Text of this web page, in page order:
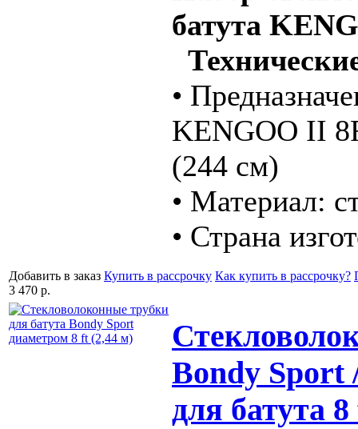
батута
•
KENGOO II
(244 см)
• Материал:
• Страна
Добавить в заказ Купить в рассрочку Как купить в рассрочку?
3 470 р.
Bondy Sport
для батута